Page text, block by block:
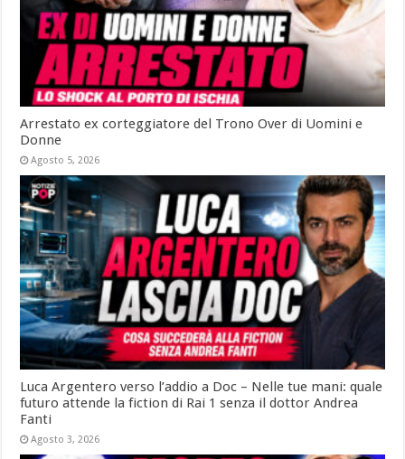
Arrestato ex corteggiatore del Trono Over di Uomini e
Donne
Agosto 5, 2026
Luca Argentero verso l’addio a Doc – Nelle tue mani: quale
futuro attende la fiction di Rai 1 senza il dottor Andrea
Fanti
Agosto 3, 2026